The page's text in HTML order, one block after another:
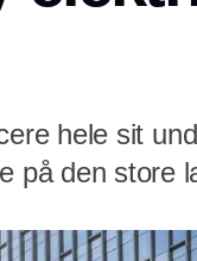
hele sit
på den store